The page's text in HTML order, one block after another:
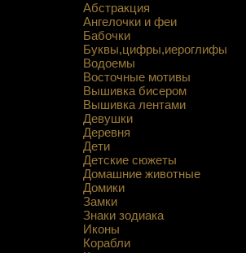
Абстракция
Ангелочки и феи
Бабочки
Буквы,цифры,иероглифы
Водоемы
Восточные мотивы
Вышивка бисером
Вышивка лентами
Девушки
Деревня
Дети
Детские сюжеты
Домашние животные
Домики
Замки
Знаки зодиака
Иконы
Корабли